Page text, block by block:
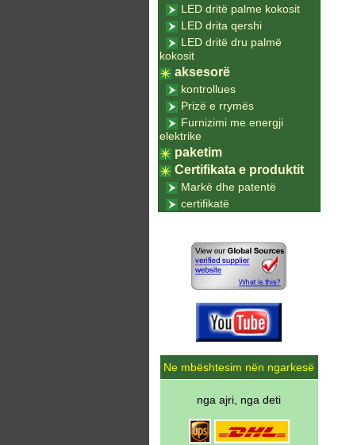
LED dritë palme kokosit
LED drita qershi
LED dritë dru palmë
kokosit
aksesorë
kontrollues
Prizë e rrymës
Furnizimi me energji
elektrike
paketim
Certifikata e produktit
Markë dhe patentë
certifikatë
Ne mbështesim nën ngarkesë
nga ajri, nga deti